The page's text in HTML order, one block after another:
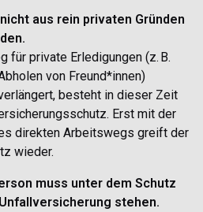
aus rein privaten Gründen
für private Erledigungen (z. B.
von Freund*innen)
besteht in dieser Zeit
Erst mit der
direkten Arbeitswegs greift der
wieder.
muss unter dem Schutz
stehen.